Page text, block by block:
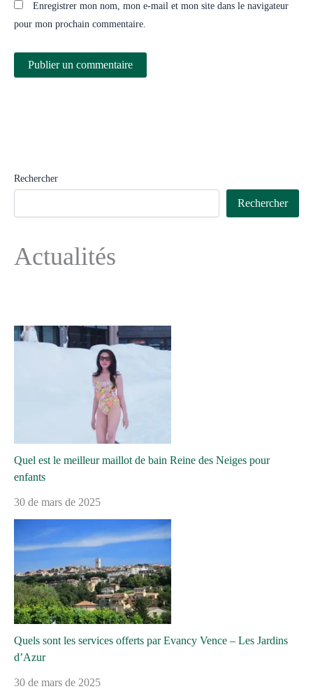
Enregistrer mon nom, mon e-mail et mon site dans le navigateur
pour mon prochain commentaire.
Rechercher
Rechercher
Actualités
Quel est le meilleur maillot de bain Reine des Neiges pour
enfants
30 de mars de 2025
Quels sont les services offerts par Evancy Vence – Les Jardins
d’Azur
30 de mars de 2025